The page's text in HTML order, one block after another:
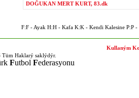
DOĞUKAN MERT KURT, 83.dk
F:F - Ayak H:H - Kafa K:K - Kendi Kalesine P:P -
Haklarý saklýdýr.
Futbol Federasyonu
Kullaným